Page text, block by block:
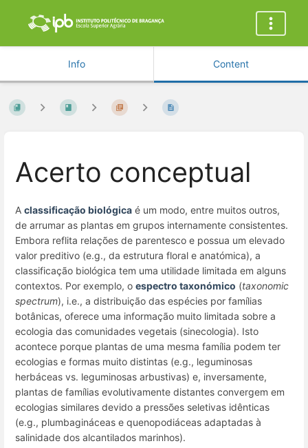
Info Content
Acerto conceptual
A classificação biológica é um modo, entre muitos outros,
de arrumar as plantas em grupos internamente consistentes.
Embora reflita relações de parentesco e possua um elevado
valor preditivo (e.g., da estrutura floral e anatómica), a
classificação biológica tem uma utilidade limitada em alguns
contextos. Por exemplo, o espectro taxonómico (taxonomic
spectrum), i.e., a distribuição das espécies por famílias
botânicas, oferece uma informação muito limitada sobre a
ecologia das comunidades vegetais (sinecologia). Isto
acontece porque plantas de uma mesma família podem ter
ecologias e formas muito distintas (e.g., leguminosas
herbáceas vs. leguminosas arbustivas) e, inversamente,
plantas de famílias evolutivamente distantes convergem em
ecologias similares devido a pressões seletivas idênticas
(e.g., plumbagináceas e quenopodiáceas adaptadas à
salinidade dos alcantilados marinhos).